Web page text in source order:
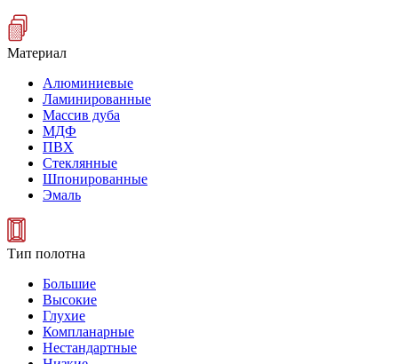
Материал
Алюминиевые
Ламинированные
Массив дуба
МДФ
ПВХ
Стеклянные
Шпонированные
Эмаль
Тип полотна
Большие
Высокие
Глухие
Компланарные
Нестандартные